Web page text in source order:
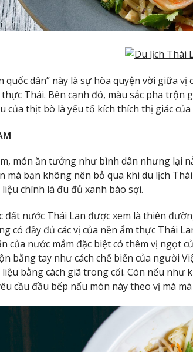
quốc dân” này là sự hòa quyện vời giữa
Thái. Bên cạnh đó, màu sắc pha trộn
của thịt bò là yếu tố kích thích thị giác
món ăn tưởng như bình dân nhưng lại
mà bạn không nên bỏ qua khi du lịch
chính là đu đủ xanh bào sợi.
đất nước Thái Lan được xem là thiên
có đầy đủ các vị của nền ẩm thực Thái
của nước mắm đặc biệt có thêm vị ngọt
bằng tay như cách chế biến của người
bằng cách giã trong cối. Còn nếu như
cầu đầu bếp nấu món này theo vị mà